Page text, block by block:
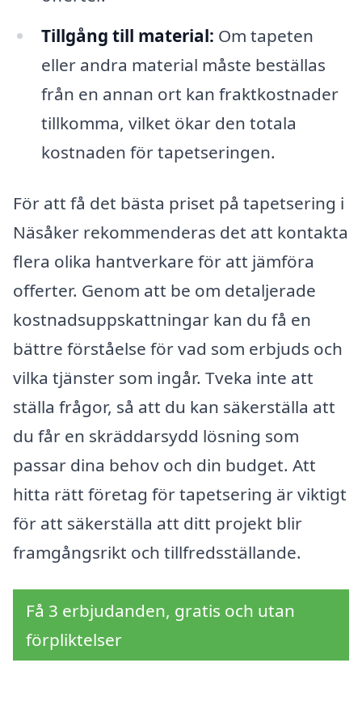
Tillgång till material: Om tapeten
eller andra material måste beställas
från en annan ort kan fraktkostnader
tillkomma, vilket ökar den totala
kostnaden för tapetseringen.
För att få det bästa priset på tapetsering i
Näsåker rekommenderas det att kontakta
flera olika hantverkare för att jämföra
offerter. Genom att be om detaljerade
kostnadsuppskattningar kan du få en
bättre förståelse för vad som erbjuds och
vilka tjänster som ingår. Tveka inte att
ställa frågor, så att du kan säkerställa att
du får en skräddarsydd lösning som
passar dina behov och din budget. Att
hitta rätt företag för tapetsering är viktigt
för att säkerställa att ditt projekt blir
framgångsrikt och tillfredsställande.
Få 3 erbjudanden, gratis och utan
förpliktelser